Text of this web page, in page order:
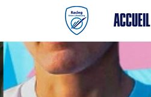
ACCUEIL